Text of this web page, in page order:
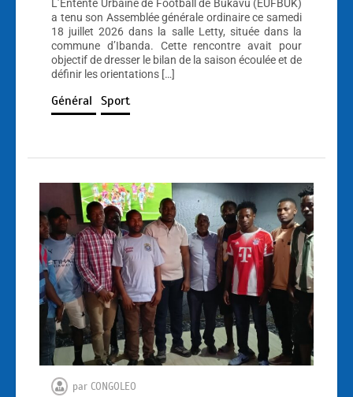
L’Entente Urbaine de Football de Bukavu (EUFBUK)
a tenu son Assemblée générale ordinaire ce samedi
18 juillet 2026 dans la salle Letty, située dans la
commune d’Ibanda. Cette rencontre avait pour
objectif de dresser le bilan de la saison écoulée et de
définir les orientations […]
Général Sport
par CONGOLEO